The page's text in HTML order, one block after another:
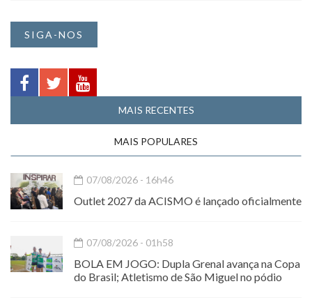
SIGA-NOS
MAIS RECENTES
MAIS POPULARES
07/08/2026 - 16h46
Outlet 2027 da ACISMO é lançado oficialmente
07/08/2026 - 01h58
BOLA EM JOGO: Dupla Grenal avança na Copa
do Brasil; Atletismo de São Miguel no pódio